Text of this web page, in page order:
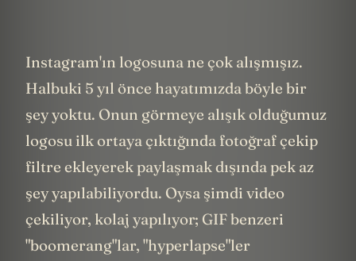
Instagram'ın logosuna ne çok alışmışız.
Halbuki 5 yıl önce hayatımızda böyle bir
şey yoktu. Onun görmeye alışık olduğumuz
logosu ilk ortaya çıktığında fotoğraf çekip
filtre ekleyerek paylaşmak dışında pek az
şey yapılabiliyordu. Oysa şimdi video
çekiliyor, kolaj yapılıyor; GIF benzeri
"boomerang"lar, "hyperlapse"ler